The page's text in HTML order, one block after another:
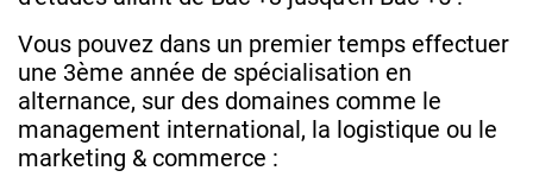
Vous pouvez dans un premier temps effectuer
une 3ème année de spécialisation en
alternance, sur des domaines comme le
management international, la logistique ou le
marketing & commerce :